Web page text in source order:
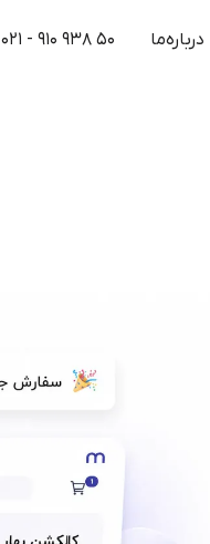
درباره‌ما ۰۲۱ - ۹۱۰ ۹۳۸ ۵۰